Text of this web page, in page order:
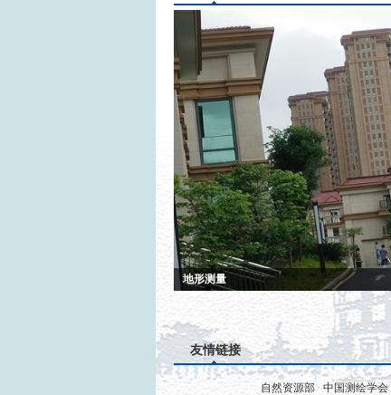
地形测量
友情链接
自然资源部 中国测绘学